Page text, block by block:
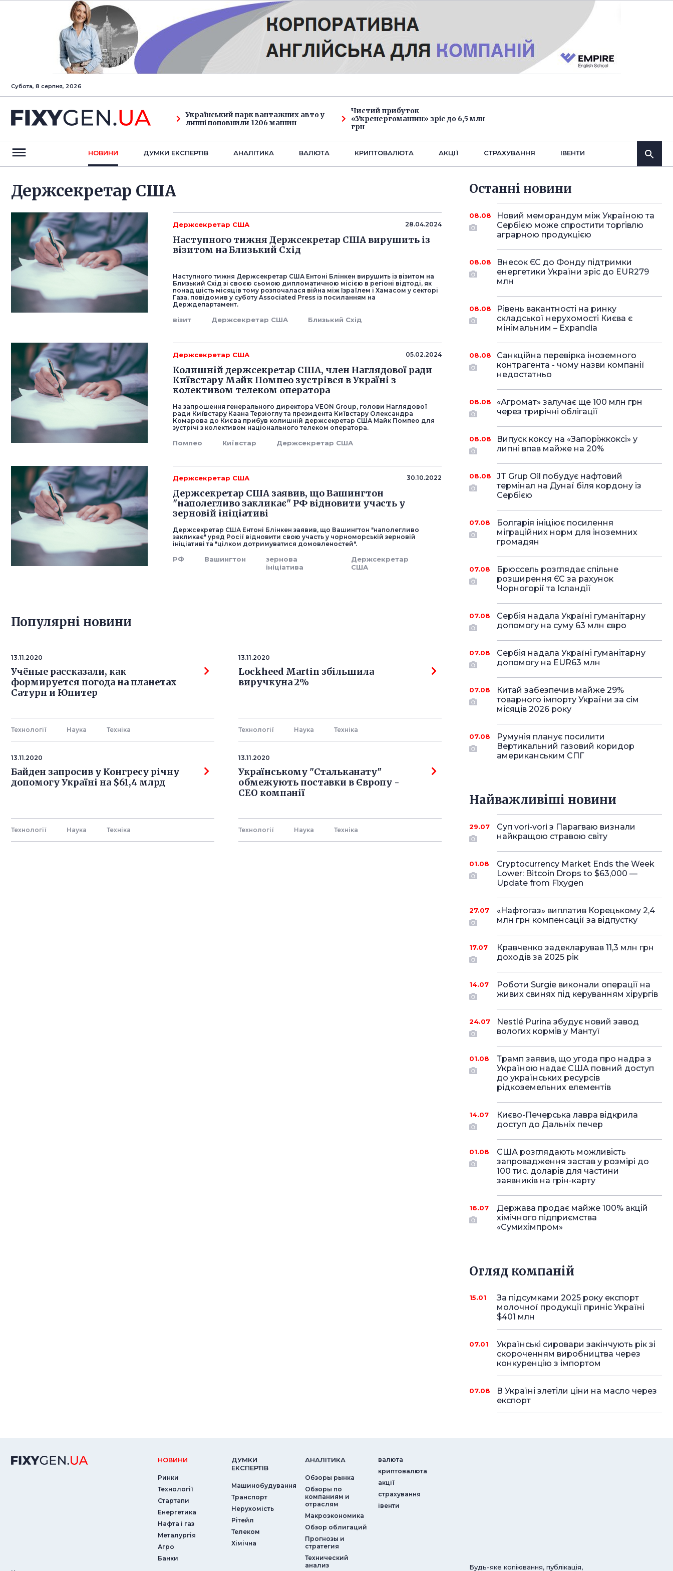
Субота, 8 серпня, 2026
Український парк вантажних авто у
липні поповнили 1206 машин
Чистий прибуток
«Укренергомашин» зріс до 6,5 млн
грн
НОВИНИ ДУМКИ ЕКСПЕРТIВ АНАЛIТИКА ВАЛЮТА КРИПТОВАЛЮТА АКЦІЇ СТРАХУВАННЯ IВЕНТИ
Держсекретар США
Держсекретар США 28.04.2024
Наступного тижня Держсекретар США вирушить із
візитом на Близький Схід
Наступного тижня Держсекретар США Ентоні Блінкен вирушить із візитом на
Близький Схід зі своєю сьомою дипломатичною місією в регіоні відтоді, як
понад шість місяців тому розпочалася війна між Ізраїлем і Хамасом у секторі
Газа, повідомив у суботу Associated Press із посиланням на
Держдепартамент.
візит Держсекретар США Близький Схід
Держсекретар США 05.02.2024
Колишній держсекретар США, член Наглядової ради
Київстару Майк Помпео зустрівся в Україні з
колективом телеком оператора
На запрошення генерального директора VEON Group, голови Наглядової
ради Київстару Каана Терзіоглу та президента Київстару Олександра
Комарова до Києва прибув колишній держсекретар США Майк Помпео для
зустрічі з колективом національного телеком оператора.
Помпео Київстар Держсекретар США
Держсекретар США 30.10.2022
Держсекретар США заявив, що Вашингтон
"наполегливо закликає" РФ відновити участь у
зерновій ініціативі
Держсекретар США Ентоні Блінкен заявив, що Вашингтон "наполегливо
закликає" уряд Росії відновити свою участь у чорноморській зерновій
ініціативі та "цілком дотримуватися домовленостей".
РФ Вашингтон
зернова
ініціатива
Держсекретар
США
Популярнi новини
13.11.2020
Учёные рассказали, как
формируется погода на планетах
Сатурн и Юпитер
Технології Наука Технiка
13.11.2020
Lockheed Martin збільшила
виручкуна 2%
Технології Наука Технiка
13.11.2020
Байден запросив у Конгресу річну
допомогу Україні на $61,4 млрд
Технології Наука Технiка
13.11.2020
Українському "Стальканату"
обмежують поставки в Європу -
СЕО компанії
Технології Наука Технiка
Останнi новини
08.08
Новий меморандум між Україною та
Сербією може спростити торгівлю
аграрною продукцією
08.08
Внесок ЄС до Фонду підтримки
енергетики України зріс до EUR279
млн
08.08
Рівень вакантності на ринку
складської нерухомості Києва є
мінімальним – Expandia
08.08
Санкційна перевірка іноземного
контрагента - чому назви компанії
недостатньо
08.08
«Агромат» залучає ще 100 млн грн
через трирічні облігації
08.08
Випуск коксу на «Запоріжкоксі» у
липні впав майже на 20%
08.08
JT Grup Oil побудує нафтовий
термінал на Дунаї біля кордону із
Сербією
07.08
Болгарія ініціює посилення
міграційних норм для іноземних
громадян
07.08
Брюссель розглядає спільне
розширення ЄС за рахунок
Чорногорії та Ісландії
07.08
Сербія надала Україні гуманітарну
допомогу на суму 63 млн євро
07.08
Сербія надала Україні гуманітарну
допомогу на EUR63 млн
07.08
Китай забезпечив майже 29%
товарного імпорту України за сім
місяців 2026 року
07.08
Румунія планує посилити
Вертикальний газовий коридор
американським СПГ
Найважливіші новини
29.07
Суп vori-vori з Парагваю визнали
найкращою стравою світу
01.08
Cryptocurrency Market Ends the Week
Lower: Bitcoin Drops to $63,000 —
Update from Fixygen
27.07
«Нафтогаз» виплатив Корецькому 2,4
млн грн компенсації за відпустку
17.07
Кравченко задекларував 11,3 млн грн
доходів за 2025 рік
14.07
Роботи Surgie виконали операції на
живих свинях під керуванням хірургів
24.07
Nestlé Purina збудує новий завод
вологих кормів у Мантуї
01.08
Трамп заявив, що угода про надра з
Україною надає США повний доступ
до українських ресурсів
рідкоземельних елементів
14.07
Києво-Печерська лавра відкрила
доступ до Дальніх печер
01.08
США розглядають можливість
запровадження застав у розмірі до
100 тис. доларів для частини
заявників на грін-карту
16.07
Держава продає майже 100% акцій
хімічного підприємства
«Сумихімпром»
Огляд компаній
15.01
За підсумками 2025 року експорт
молочної продукції приніс Україні
$401 млн
07.01
Українські сировари закінчують рік зі
скороченням виробництва через
конкуренцію з імпортом
07.08
В Україні злетіли ціни на масло через
експорт
НОВИНИ
Ринки
Технології
Стартапи
Енергетика
Нафта і газ
Металургія
Агро
Банки
ДУМКИ
ЕКСПЕРТIВ
Машинобудування
Транспорт
Нерухомість
Рітейл
Телеком
Хімічна
АНАЛIТИКА
Обзоры рынка
Обзоры по
компаниям и
отраслям
Макроэкономика
Обзор облигаций
Прогнозы и
стратегия
Технический
анализ
валюта
криптовалюта
акції
страхування
iвенти
Будь-яке копіювання, публікація,